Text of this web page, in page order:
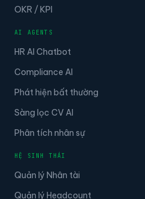
OKR / KPI
AI AGENTS
HR AI Chatbot
Compliance AI
Phát hiện bất thường
Sàng lọc CV AI
Phân tích nhân sự
HỆ SINH THÁI
Quản lý Nhân tài
Quản lý Headcount